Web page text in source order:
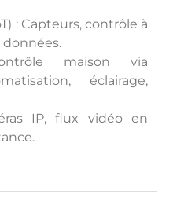
: Capteurs, contrôle à
maison via
éclairage,
IP, flux vidéo en